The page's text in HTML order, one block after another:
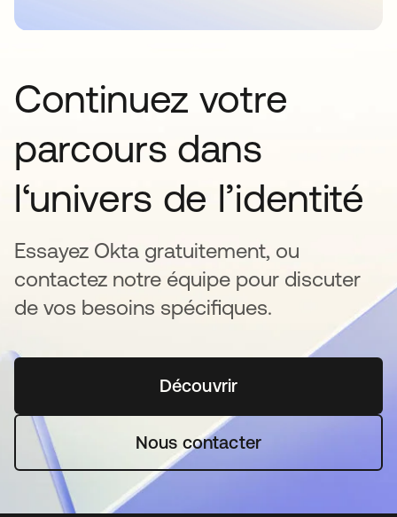
Continuez votre
parcours dans
l‘univers de l’identité
Essayez Okta gratuitement, ou
contactez notre équipe pour discuter
de vos besoins spécifiques.
Découvrirs’ouvre dans un nouvel
Nous contacter